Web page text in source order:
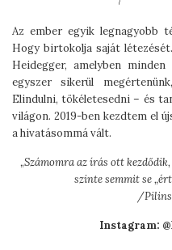
Az ember egyik legnagyobb
Hogy birtokolja saját
Heidegger, amelyben
egyszer sikerül
Elindulni, tökéletesedni – és
világon. 2019-ben kezdtem el
a hivatásommá vált.
„Számomra az írás ott
szinte semmit se
/
Instagram: